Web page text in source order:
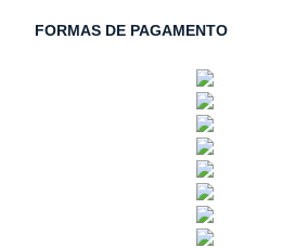
FORMAS DE PAGAMENTO